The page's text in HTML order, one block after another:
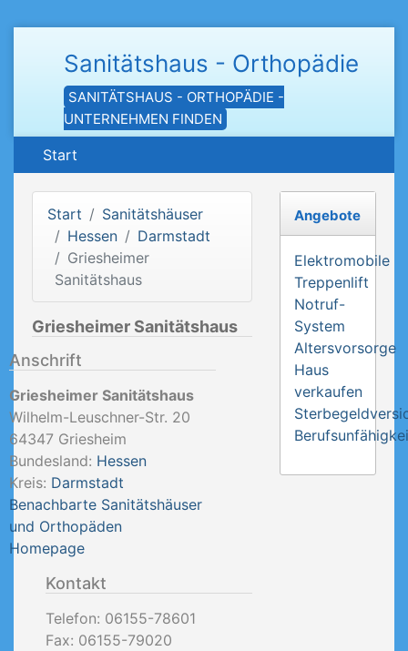
Sanitätshaus - Orthopädie
SANITÄTSHAUS - ORTHOPÄDIE -
UNTERNEHMEN FINDEN
Start
Start
Sanitätshäuser
Hessen
Darmstadt
Griesheimer
Sanitätshaus
Griesheimer Sanitätshaus
Anschrift
Griesheimer Sanitätshaus
Wilhelm-Leuschner-Str. 20
64347 Griesheim
Bundesland: Hessen
Kreis: Darmstadt
Benachbarte Sanitätshäuser
und Orthopäden
Homepage
Kontakt
Telefon: 06155-78601
Fax: 06155-79020
Angebote
Elektromobile
Treppenlift
Notruf-
System
Altersvorsorge
Haus
verkaufen